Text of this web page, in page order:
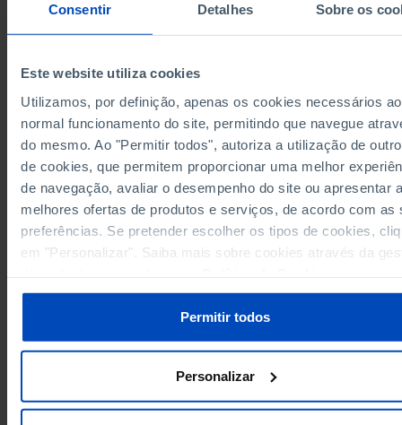
Consentir Detalhes Sobre os
Este website utiliza cookies
Utilizamos, por definição, apenas os cookies necessários ao
normal funcionamento do site, permitindo que navegue
do mesmo. Ao "Permitir todos", autoriza a utilização de
de cookies, que permitem proporcionar uma melhor
de navegação, avaliar o desempenho do site ou apresentar
melhores ofertas de produtos e serviços, de acordo com as
preferências. Se pretender escolher os tipos de cookies,
em "Personalizar". Saiba mais sobre cookies através da
Permitir todos
Personalizar
2021
9,298,389 4,443,499
4,854,890
2022
9,263,175 4,426,267
4,836,908
2025
9,262,653 4,430,577 4,832,076
Sources/Entities: SGMAI, PORDATA
Last updated: 2026-03-16
RELATED